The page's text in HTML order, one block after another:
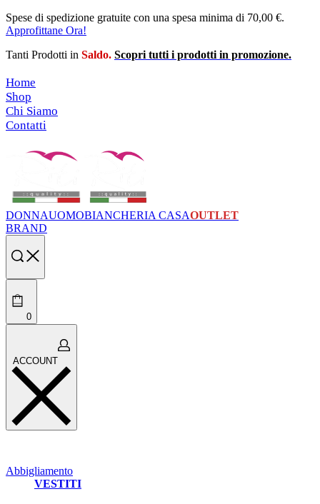
Skip
to
Spese di spedizione gratuite con una spesa minima di 70,00 €.
Approfittane Ora!
Tanti Prodotti in Saldo. Scopri tutti i prodotti in promozione.
Home
Shop
Chi Siamo
Contatti
DONNAUOMOBIANCHERIA CASAOUTLET
BRAND
Search
0
Open
ACCOUNT
Abbigliamento
VESTITI